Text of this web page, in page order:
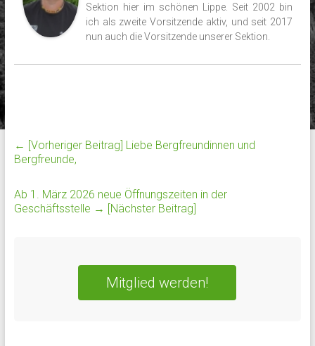
Sektion hier im schönen Lippe. Seit 2002 bin
ich als zweite Vorsitzende aktiv, und seit 2017
nun auch die Vorsitzende unserer Sektion.
← [Vorheriger Beitrag] Liebe Bergfreundinnen und
Bergfreunde,
Ab 1. März 2026 neue Öffnungszeiten in der
Geschäftsstelle → [Nächster Beitrag]
Mitglied werden!